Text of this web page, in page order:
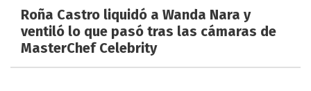
Roña Castro liquidó a Wanda Nara y
ventiló lo que pasó tras las cámaras de
MasterChef Celebrity